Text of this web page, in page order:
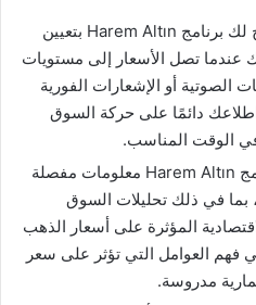
التنبيهات المخصصة: يسمح لك برنامج Harem Altın بتعيين
عندما تصل الأسعار إلى مستويات
الصوتية أو الإشعارات الفورية
دائمًا على حركة السوق
في الوقت المناسب.
معلومات شاملة: يوفر برنامج Harem Altın معلومات مفصلة
في ذلك تحليلات السوق
المؤثرة على أسعار الذهب
العوامل التي تؤثر على سعر
مدروسة.